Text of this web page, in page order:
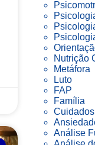
Nutrição
Metáfora
Luto
FAP
Família
Análise